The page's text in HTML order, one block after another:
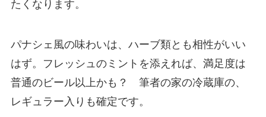
たくなります。
パナシェ風の味わいは、ハーブ類とも相性がいい
はず。フレッシュのミントを添えれば、満足度は
普通のビール以上かも？ 筆者の家の冷蔵庫の、
レギュラー入りも確定です。